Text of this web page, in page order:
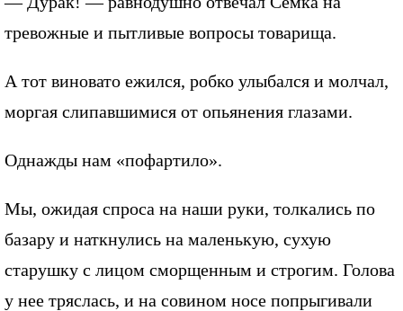
тревожные и пытливые вопросы товарища.
А тот виновато ежился, робко улыбался и молчал,
моргая слипавшимися от опьянения глазами.
Однажды нам «пофартило».
Мы, ожидая спроса на наши руки, толкались по
базару и наткнулись на маленькую, сухую
старушку с лицом сморщенным и строгим. Голова
у нее тряслась, и на совином носе попрыгивали